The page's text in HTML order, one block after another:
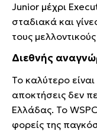
Junior μέχρι
σταδιακά και
τους
Διεθνής
Το καλύτερο
αποκτήσεις δεν
Ελλάδας. Το
φορείς της